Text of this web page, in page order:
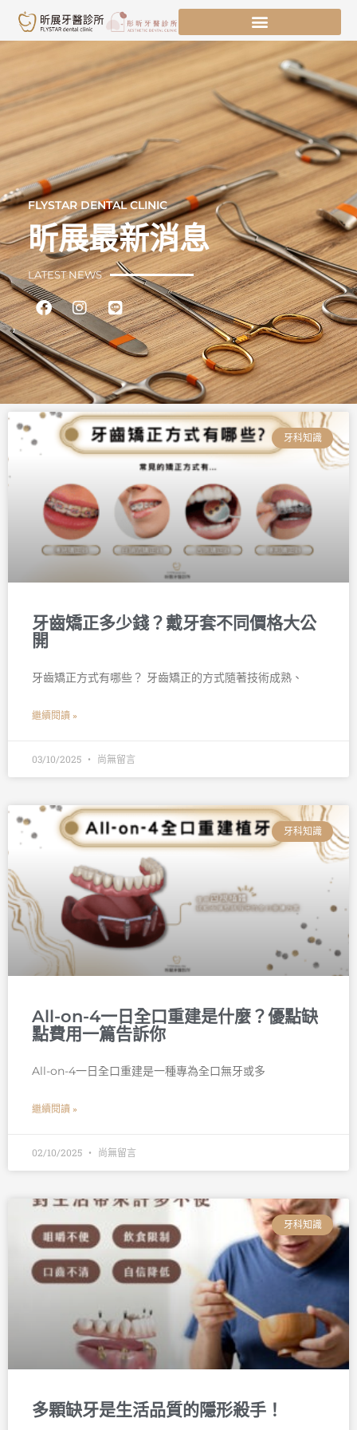
主
容
FLYSTAR DENTAL CLINIC
昕展最新消息
LATEST NEWS
FacebookInstagram
Line
牙科知識
牙齒矯正多少錢？戴牙套不同價格大公
開
牙齒矯正方式有哪些？ 牙齒矯正的方式隨著技術成熟、
繼續閱讀 »
03/10/2025 尚無留言
牙科知識
All-on-4一日全口重建是什麼？優點缺
點費用一篇告訴你
All-on-4一日全口重建是一種專為全口無牙或多
繼續閱讀 »
02/10/2025 尚無留言
牙科知識
多顆缺牙是生活品質的隱形殺手！
頁
面
頁
面
頁
面
頁
面
頁
面
頁
面